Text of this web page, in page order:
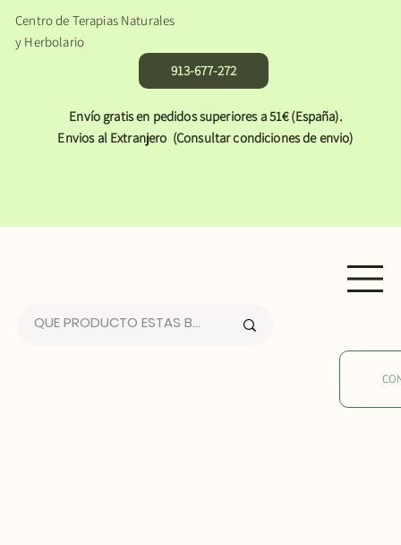
Centro de Terapias Naturales
y Herbolario
913-677-272
Envío gratis en pedidos superiores a 51€ (España).
Envios al Extranjero (Consultar condiciones de envio)